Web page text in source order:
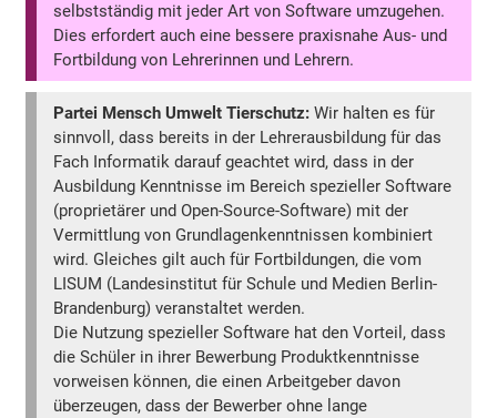
selbstständig mit jeder Art von Software umzugehen.
Dies erfordert auch eine bessere praxisnahe Aus- und
Fortbildung von Lehrerinnen und Lehrern.
Partei Mensch Umwelt Tierschutz: Wir halten es für
sinnvoll, dass bereits in der Lehrerausbildung für das
Fach Informatik darauf geachtet wird, dass in der
Ausbildung Kenntnisse im Bereich spezieller Software
(proprietärer und Open-Source-Software) mit der
Vermittlung von Grundlagenkenntnissen kombiniert
wird. Gleiches gilt auch für Fortbildungen, die vom
LISUM (Landesinstitut für Schule und Medien Berlin-
Brandenburg) veranstaltet werden.
Die Nutzung spezieller Software hat den Vorteil, dass
die Schüler in ihrer Bewerbung Produktkenntnisse
vorweisen können, die einen Arbeitgeber davon
überzeugen, dass der Bewerber ohne lange